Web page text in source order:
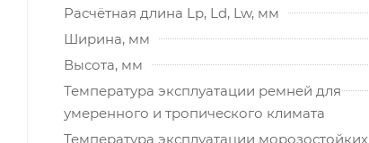
Расчётная длина Lp, Ld, Lw, мм
Ширина, мм
Высота, мм
Температура эксплуатации ремней для
умеренного и тропического климата
Температура эксплуатации морозостойких